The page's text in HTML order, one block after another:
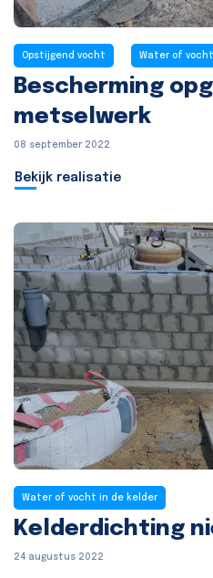
Opstijgend vocht Water of
Bescherming
metselwerk
08 september 2022
Bekijk realisatie
Water of vocht in de kelder
Kelderdichting
24 augustus 2022